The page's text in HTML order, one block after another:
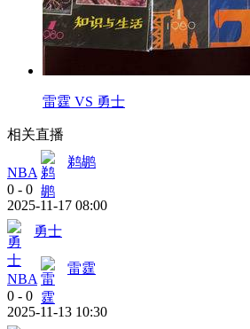
雷霆 VS 勇士
相关直播
NBA
鹈鹕
0 - 0
2025-11-17 08:00
勇士
NBA
雷霆
0 - 0
2025-11-13 10:30